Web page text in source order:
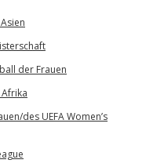
der Frauen
des UEFA Women’s